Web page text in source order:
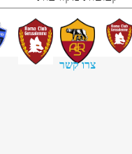
צרו קשר